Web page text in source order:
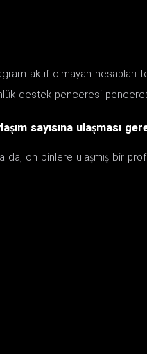
aktif olmayan
destek penceresi
sayısına ulaşması
da, on binlere ulaşmış bir